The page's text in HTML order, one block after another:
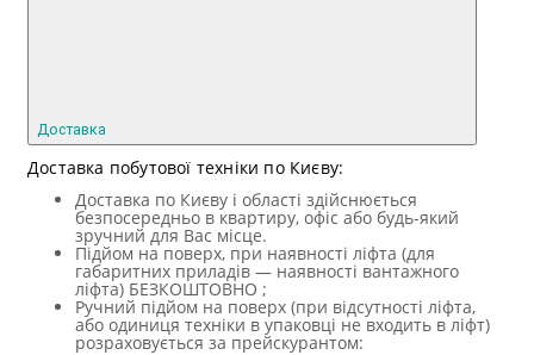
Доставка
Доставка побутової техніки по Києву:
Доставка по Києву і області здійснюється
безпосередньо в квартиру, офіс або будь-який
зручний для Вас місце.
Підйом на поверх, при наявності ліфта (для
габаритних приладів — наявності вантажного
ліфта) БЕЗКОШТОВНО ;
Ручний підйом на поверх (при відсутності ліфта,
або одиниця техніки в упаковці не входить в ліфт)
розраховується за прейскурантом: